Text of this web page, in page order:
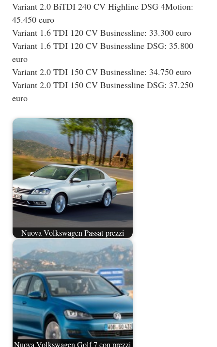
Variant 2.0 BiTDI 240 CV Highline DSG 4Motion:
45.450 euro
Variant 1.6 TDI 120 CV Businessline: 33.300 euro
Variant 1.6 TDI 120 CV Businessline DSG: 35.800
euro
Variant 2.0 TDI 150 CV Businessline: 34.750 euro
Variant 2.0 TDI 150 CV Businessline DSG: 37.250
euro
Nuova Volkswagen Passat prezzi
Nuova Volkswagen Golf 7 con prezzi